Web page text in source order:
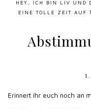
HEY, ICH BIN LIV UND
EINE TOLLE ZEIT AUF
Erinnert ihr euch noch an